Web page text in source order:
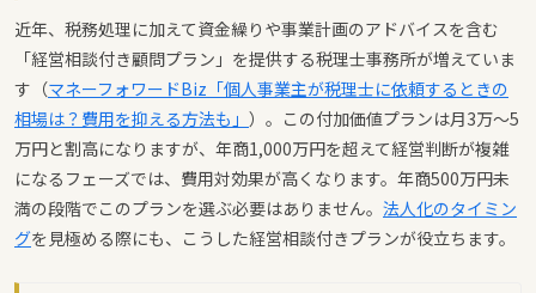
近年、税務処理に加えて資金繰りや事業計画のアドバイスを含む
「経営相談付き顧問プラン」を提供する税理士事務所が増えていま
す（マネーフォワードBiz「個人事業主が税理士に依頼するときの
相場は？費用を抑える方法も」 ）。この付加価値プランは月3万〜5
万円と割高になりますが、年商1,000万円を超えて経営判断が複雑
になるフェーズでは、費用対効果が高くなります。年商500万円未
満の段階でこのプランを選ぶ必要はありません。 法人化のタイミン
グを見極める際にも、こうした経営相談付きプランが役立ちます。